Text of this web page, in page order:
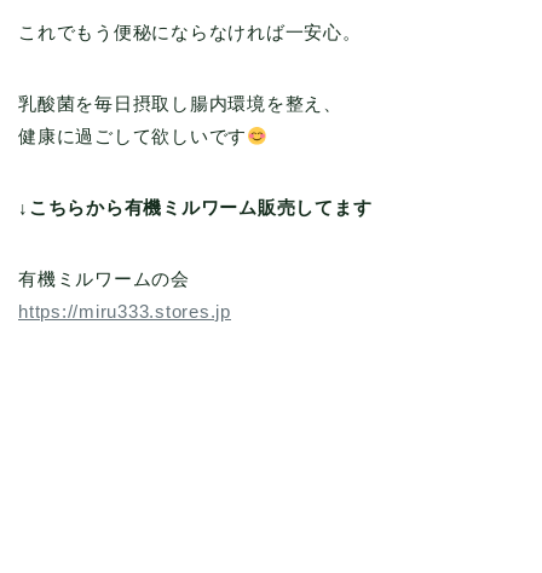
これでもう便秘にならなければ一安心。
乳酸菌を毎日摂取し腸内環境を整え、
健康に過ごして欲しいです
↓こちらから有機ミルワーム販売してます
有機ミルワームの会
https://miru333.stores.jp